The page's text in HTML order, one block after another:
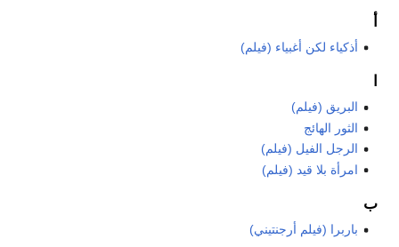
أذكياء لكن أغبياء (فيلم)
البريق (فيلم)
الثور الهائج
الرجل الفيل (فيلم)
امرأة بلا قيد (فيلم)
ب
باربرا (فيلم أرجنتيني)